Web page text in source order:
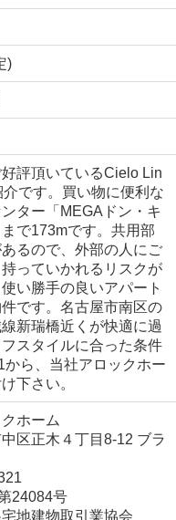
)
評頂いているCielo Lin
です。買い物に便利な
ター「MEGAドン・キ
で173mです。共用部
るので、外部の人にご
っていかれるリスクが
い勝手の良いアパート
です。名古屋市南区の
新瑞橋近くが快適に過
スタイルに合った条件
から、当社アロックホー
下さい。
ホーム
区正木４丁目8-12 ブラ
24084号
宅地建物取引業協会